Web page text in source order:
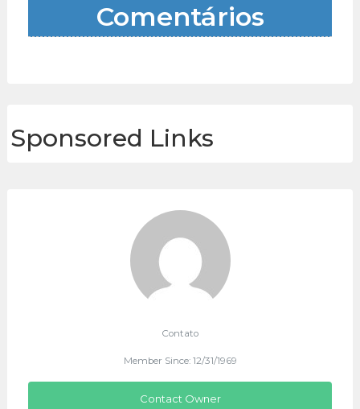
Comentários
Sponsored Links
Contato
Member Since: 12/31/1969
Contact Owner